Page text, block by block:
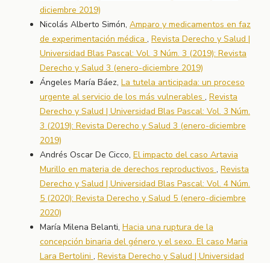
diciembre 2019)
Nicolás Alberto Simón, Amparo y medicamentos en faz
de experimentación médica , Revista Derecho y Salud |
Universidad Blas Pascal: Vol. 3 Núm. 3 (2019): Revista
Derecho y Salud 3 (enero-diciembre 2019)
Ángeles María Báez, La tutela anticipada: un proceso
urgente al servicio de los más vulnerables , Revista
Derecho y Salud | Universidad Blas Pascal: Vol. 3 Núm.
3 (2019): Revista Derecho y Salud 3 (enero-diciembre
2019)
Andrés Oscar De Cicco, El impacto del caso Artavia
Murillo en materia de derechos reproductivos , Revista
Derecho y Salud | Universidad Blas Pascal: Vol. 4 Núm.
5 (2020): Revista Derecho y Salud 5 (enero-diciembre
2020)
María Milena Belanti, Hacia una ruptura de la
concepción binaria del género y el sexo. El caso Maria
Lara Bertolini , Revista Derecho y Salud | Universidad